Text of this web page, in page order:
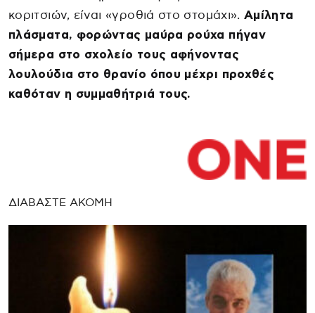
κοριτσιών, είναι «γροθιά στο στομάχι».Αμίλητα
πλάσματα, φορώντας μαύρα ρούχα πήγαν
σήμερα στο σχολείο τους αφήνοντας
λουλούδια στο θρανίο όπου μέχρι προχθές
καθόταν η συμμαθήτριά τους.
ΔΙΑΒΑΣΤΕ ΑΚΟΜΗ